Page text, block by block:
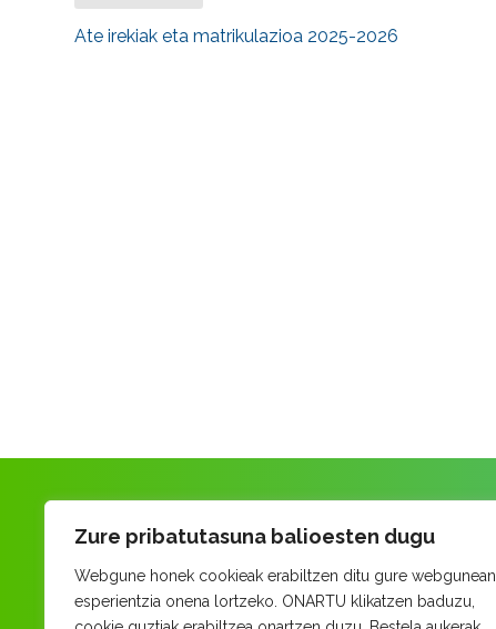
Zure pribatutasuna balioesten dugu
Webgune honek cookieak erabiltzen ditu gure webgunean
esperientzia onena lortzeko. ONARTU klikatzen baduzu,
Ate irekiak eta matrikulazioa 2025-2026